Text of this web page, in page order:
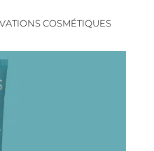
COSMÉTIQUES